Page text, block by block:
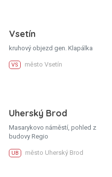
Vsetín
kruhový objezd gen. Klapálka
VS město Vsetín
Uherský Brod
Masarykovo náměstí, pohled z
budovy Regio
UB město Uherský Brod